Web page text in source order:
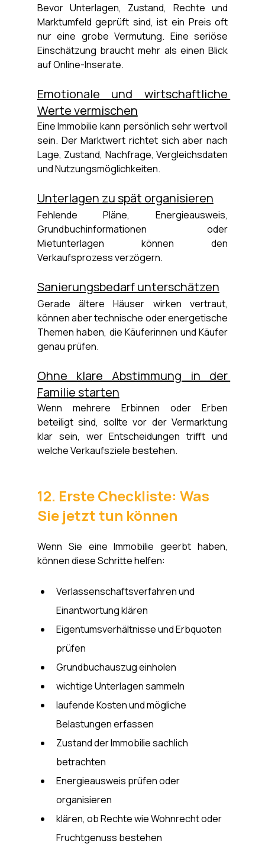
Bevor Unterlagen, Zustand, Rechte und
Marktumfeld geprüft sind, ist ein Preis oft
nur eine grobe Vermutung. Eine seriöse
Einschätzung braucht mehr als einen Blick
auf Online-Inserate.
Emotionale und wirtschaftliche
Werte vermischen
Eine Immobilie kann persönlich sehr wertvoll
sein. Der Marktwert richtet sich aber nach
Lage, Zustand, Nachfrage, Vergleichsdaten
und Nutzungsmöglichkeiten.
Unterlagen zu spät organisieren
Fehlende Pläne, Energieausweis,
Grundbuchinformationen oder
Mietunterlagen können den
Verkaufsprozess verzögern.
Sanierungsbedarf unterschätzen
Gerade ältere Häuser wirken vertraut,
können aber technische oder energetische
Themen haben, die Käuferinnen und Käufer
genau prüfen.
Ohne klare Abstimmung in der
Familie starten
Wenn mehrere Erbinnen oder Erben
beteiligt sind, sollte vor der Vermarktung
klar sein, wer Entscheidungen trifft und
welche Verkaufsziele bestehen.
12. Erste Checkliste: Was
Sie jetzt tun können
Wenn Sie eine Immobilie geerbt haben,
können diese Schritte helfen:
Verlassenschaftsverfahren und
Einantwortung klären
Eigentumsverhältnisse und Erbquoten
prüfen
Grundbuchauszug einholen
wichtige Unterlagen sammeln
laufende Kosten und mögliche
Belastungen erfassen
Zustand der Immobilie sachlich
betrachten
Energieausweis prüfen oder
organisieren
klären, ob Rechte wie Wohnrecht oder
Fruchtgenuss bestehen